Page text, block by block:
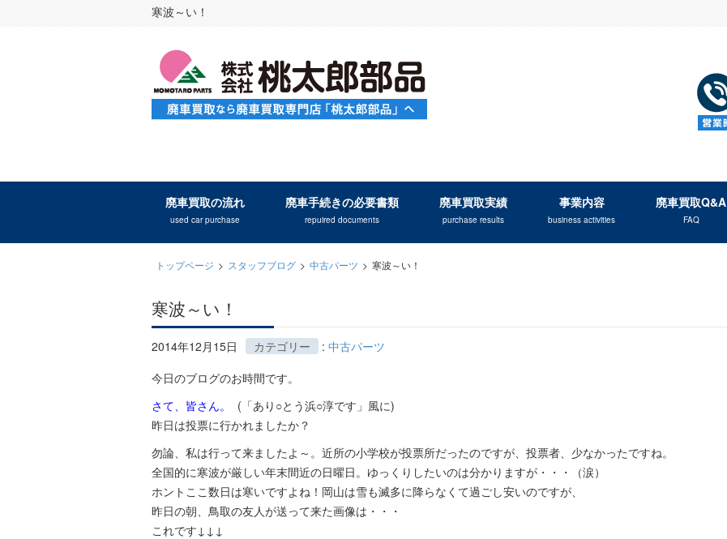
寒波～い！
廃車買取の流れ
used car purchase
廃車手続きの必要書類
repuired documents
廃車買取実績
purchase results
事業内容
business activities
廃車買取Q&A
FAQ
トップページ > スタッフブログ > 中古パーツ > 寒波～い！
寒波～い！
2014年12月15日 カテゴリー : 中古パーツ
今日のブログのお時間です。
さて、皆さん。
(「あり○とう浜○淳です」風に)
昨日は投票に行かれましたか？
勿論、私は行って来ましたよ～。近所の小学校が投票所だったのですが、投票者、少なかったですね。
全国的に寒波が厳しい年末間近の日曜日。ゆっくりしたいのは分かりますが・・・（涙）
ホントここ数日は寒いですよね！岡山は雪も滅多に降らなくて過ごし安いのですが、
昨日の朝、鳥取の友人が送って来た画像は・・・
これです↓↓↓